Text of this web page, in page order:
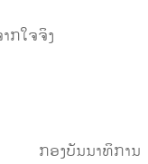
ຈິງ
ກອງບັນນາທິການ